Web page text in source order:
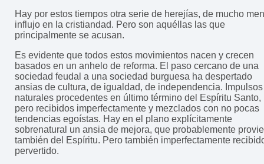
Hay por estos tiempos otra serie de herejías, de mucho
influjo en la cristiandad. Pero son aquéllas las que
principalmente se acusan.
Es evidente que todos estos movimientos nacen y crecen
basados en un anhelo de reforma. El paso cercano de una
sociedad feudal a una sociedad burguesa ha despertado
ansias de cultura, de igualdad, de independencia. Impulsos
naturales procedentes en último término del Espíritu Santo,
pero recibidos imperfectamente y mezclados con no pocas
tendencias egoístas. Hay en el plano explícitamente
sobrenatural un ansia de mejora, que probablemente
también del Espíritu. Pero también imperfectamente
pervertido.